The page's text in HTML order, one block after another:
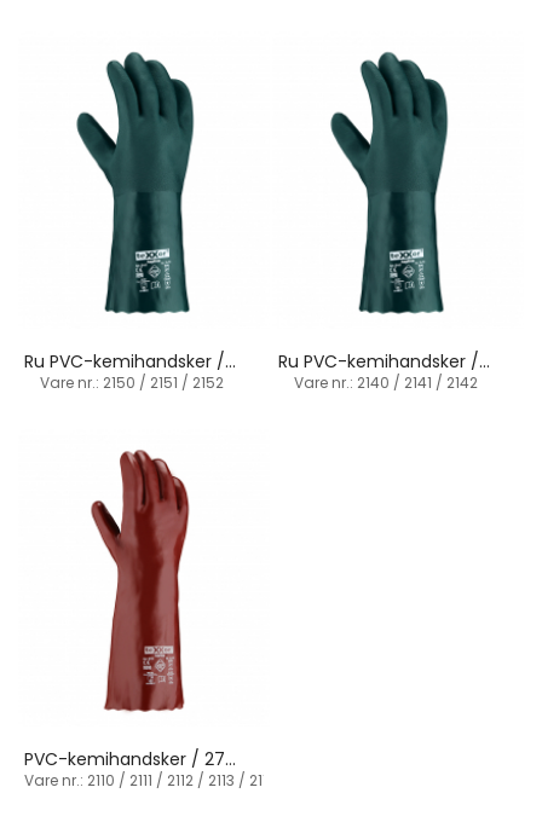
Ru PVC-kemihandsker / 27-40 cm (flere varianter)
Vare nr.: 2150 / 2151 / 2152
Ru PVC-kemihandsker / 27-40 cm (flere varianter)
Vare nr.: 2140 / 2141 / 2142
PVC-kemihandsker / 27-60 cm (flere varianter)
Vare nr.: 2110 / 2111 / 2112 / 2113 / 2114